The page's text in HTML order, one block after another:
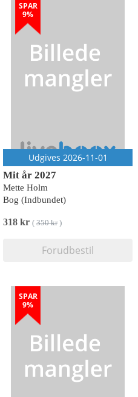
SPAR
9%
Udgives 2026-11-01
Mit år 2027
Mette Holm
Bog (Indbundet)
318 kr ( 350 kr)
Forudbestil
SPAR
9%